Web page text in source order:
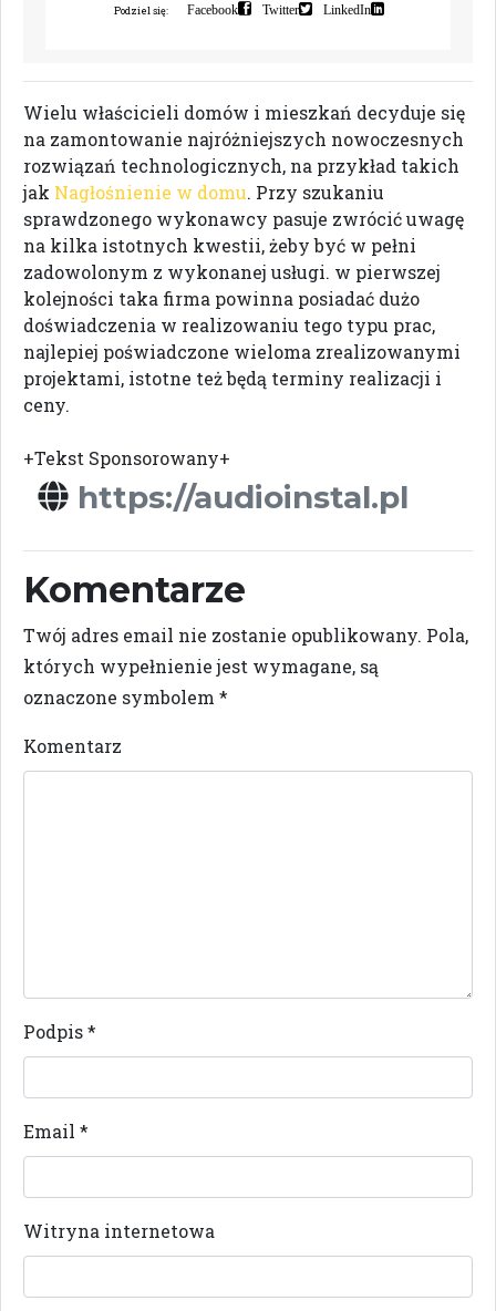
Podziel się: Facebook Twitter LinkedIn
Wielu właścicieli domów i mieszkań decyduje się
na zamontowanie najróżniejszych nowoczesnych
rozwiązań technologicznych, na przykład takich
jak Nagłośnienie w domu. Przy szukaniu
sprawdzonego wykonawcy pasuje zwrócić uwagę
na kilka istotnych kwestii, żeby być w pełni
zadowolonym z wykonanej usługi. w pierwszej
kolejności taka firma powinna posiadać dużo
doświadczenia w realizowaniu tego typu prac,
najlepiej poświadczone wieloma zrealizowanymi
projektami, istotne też będą terminy realizacji i
ceny.
+Tekst Sponsorowany+
https://audioinstal.pl
Komentarze
Twój adres email nie zostanie opublikowany. Pola,
których wypełnienie jest wymagane, są
oznaczone symbolem *
Komentarz
Podpis*
Email *
Witryna internetowa